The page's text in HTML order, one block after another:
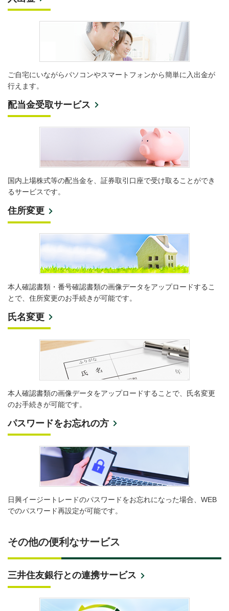
ご自宅にいながらパソコンやスマートフォンから簡単に入出金が
行えます。
配当金受取サービス
国内上場株式等の配当金を、証券取引口座で受け取ることができ
るサービスです。
住所変更
本人確認書類・番号確認書類の画像データをアップロードするこ
とで、住所変更のお手続きが可能です。
氏名変更
本人確認書類の画像データをアップロードすることで、氏名変更
のお手続きが可能です。
パスワードをお忘れの方
日興イージートレードのパスワードをお忘れになった場合、WEB
でのパスワード再設定が可能です。
その他の便利なサービス
三井住友銀行との連携サービス